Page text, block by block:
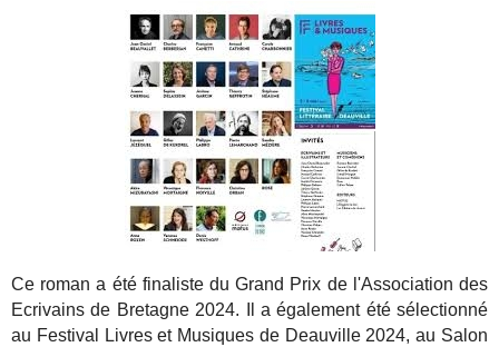
Ce roman a été finaliste du Grand Prix de l'Association des
Ecrivains de Bretagne 2024. Il a également été sélectionné
au Festival Livres et Musiques de Deauville 2024, au Salon